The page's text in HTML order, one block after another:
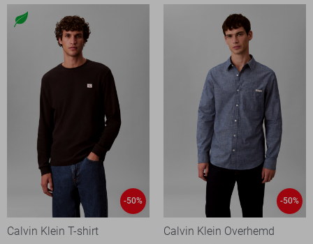
-50%
Calvin Klein T-shirt
-50%
Calvin Klein Overhemd